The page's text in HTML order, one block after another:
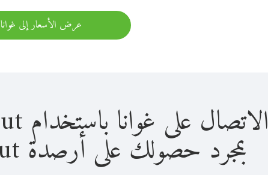
عرض الأسعار إلى غوانا
الاتصال على غوانا باستخدام Viber Out سهل للغاية.
بمجرد حصولك على أرصدة Viber Out، يمكنك: